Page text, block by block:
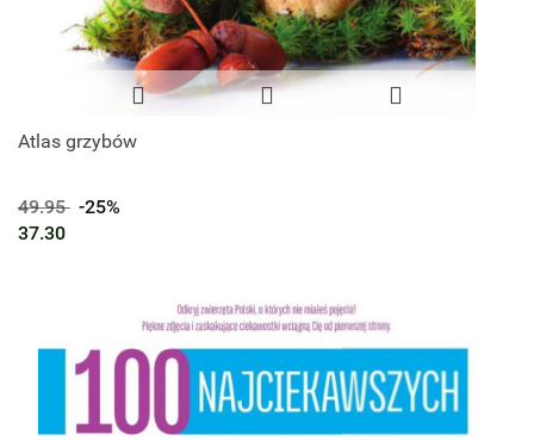
Atlas grzybów
49.95 -25%
37.30